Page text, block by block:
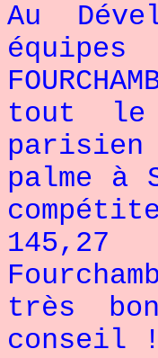
Au
équipes
tout le
palme à
très
conseil